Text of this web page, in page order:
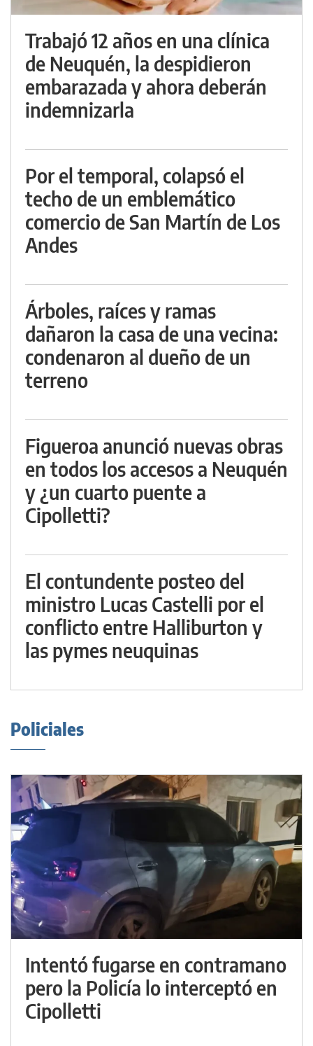
Trabajó 12 años en una clínica
de Neuquén, la despidieron
embarazada y ahora deberán
indemnizarla
Por el temporal, colapsó el
techo de un emblemático
comercio de San Martín de Los
Andes
Árboles, raíces y ramas
dañaron la casa de una vecina:
condenaron al dueño de un
terreno
Figueroa anunció nuevas obras
en todos los accesos a Neuquén
y ¿un cuarto puente a
Cipolletti?
El contundente posteo del
ministro Lucas Castelli por el
conflicto entre Halliburton y
las pymes neuquinas
Policiales
Intentó fugarse en contramano
pero la Policía lo interceptó en
Cipolletti